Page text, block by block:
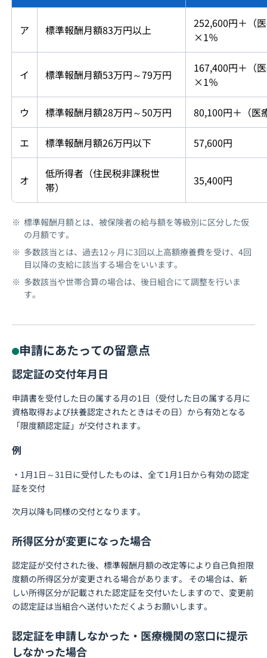
ア 標準報酬月額83万円以上
252,600円＋（
×1％
イ 標準報酬月額53万円～79万円
167,400円＋（
×1％
ウ 標準報酬月額28万円～50万円 80,100円＋（医
エ 標準報酬月額26万円以下 57,600円
オ
低所得者（住民税非課税世
帯）
35,400円
標準報酬月額とは、被保険者の給与額を等級別に区分した仮
の月額です。
多数該当とは、過去12ヶ月に3回以上高額療養費を受け、4回
目以降の支給に該当する場合をいいます。
多数該当や世帯合算の場合は、後日組合にて調整を行いま
す。
申請にあたっての留意点
認定証の交付年月日
申請書を受付した日の属する月の1日（受付した日の属する月に
資格取得および扶養認定されたときはその日）から有効となる
「限度額認定証」が交付されます。
例
・1月1日～31日に受付したものは、全て1月1日から有効の認定
証を交付
次月以降も同様の交付となります。
所得区分が変更になった場合
認定証が交付された後、標準報酬月額の改定等により自己負担限
度額の所得区分が変更される場合があります。 その場合は、新
しい所得区分が記載された認定証を交付いたしますので、変更前
の認定証は当組合へ送付いただくようお願いします。
認定証を申請しなかった・医療機関の窓口に提示
しなかった場合